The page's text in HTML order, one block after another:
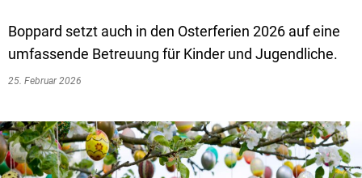
Livestream Sitzungen auf Youtube
Baugrundstücke
Gewerbe-Anmeldung/Ummeldung/
Gewerberegisterauskunft
Schutzhütten
Bücher-Shop
Boppard setzt auch in den Osterferien 2026 auf eine
umfassende Betreuung für Kinder und Jugendliche.
25. Februar 2026